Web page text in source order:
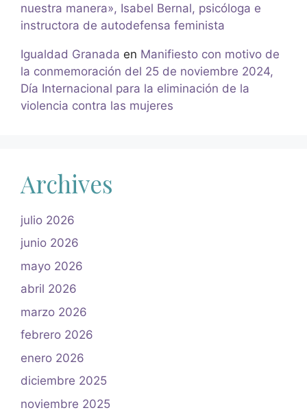
nuestra manera», Isabel Bernal, psicóloga e
instructora de autodefensa feminista
Igualdad Granada en Manifiesto con motivo de
la conmemoración del 25 de noviembre 2024,
Día Internacional para la eliminación de la
violencia contra las mujeres
Archives
julio 2026
junio 2026
mayo 2026
abril 2026
marzo 2026
febrero 2026
enero 2026
diciembre 2025
noviembre 2025